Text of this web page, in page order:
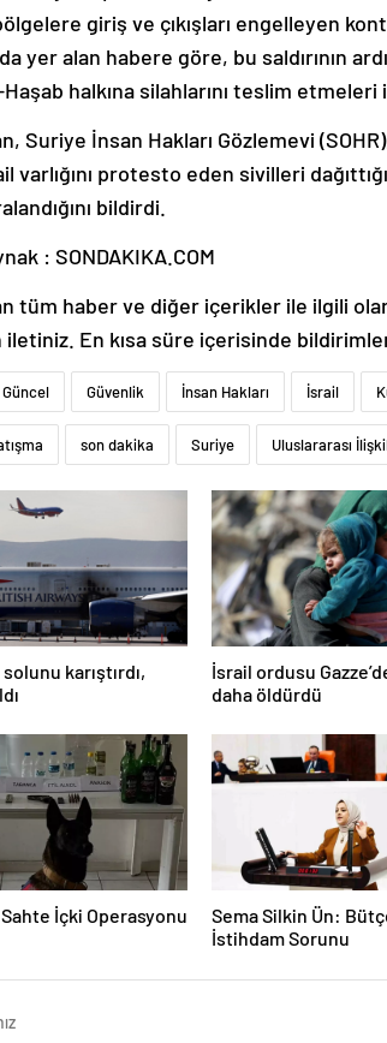
giriş ve çıkışları engelleyen
yer alan habere göre, bu saldırının
halkına silahlarını teslim
Suriye İnsan Hakları Gözlemevi
varlığını protesto eden sivilleri
bildirdi.
: SONDAKIKA.COM
tüm haber ve diğer içerikler ile ilgili
En kısa süre içerisinde
Güncel Güvenlik İnsan Hakları İsrail
son dakika Suriye Uluslararası
solunu karıştırdı,
İsrail ordusu
daha öldürdü
Sahte İçki Operasyonu
Sema Silkin Ün:
İstihdam Sorunu